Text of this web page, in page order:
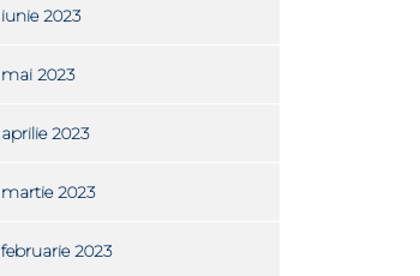
iunie 2023
mai 2023
aprilie 2023
martie 2023
februarie 2023